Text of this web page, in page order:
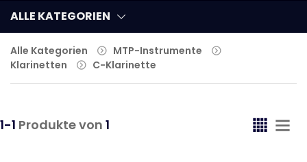
ALLE KATEGORIEN
Alle Kategorien
MTP-Instrumente
Klarinetten
C-Klarinette
1-1 Produkte von 1